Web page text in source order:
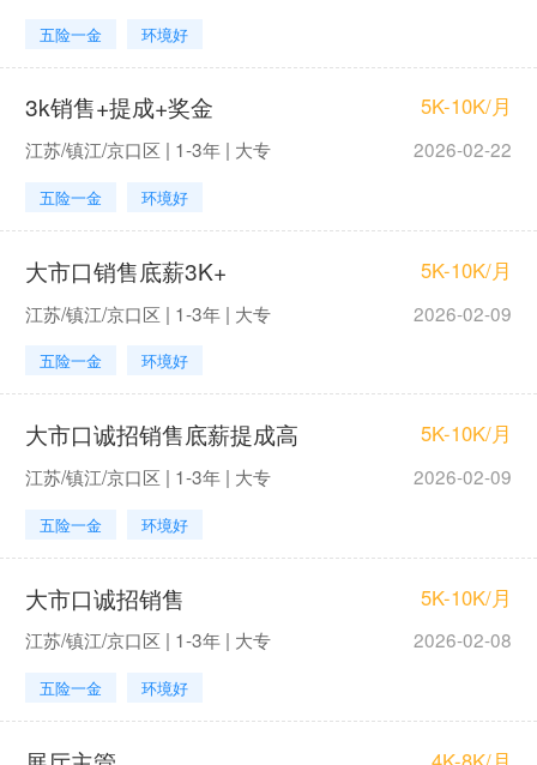
五险一金 环境好
3k销售+提成+奖金 5K-10K/月
江苏/镇江/京口区 | 1-3年 | 大专 2026-02-22
五险一金 环境好
大市口销售底薪3K+ 5K-10K/月
江苏/镇江/京口区 | 1-3年 | 大专 2026-02-09
五险一金 环境好
大市口诚招销售底薪提成高 5K-10K/月
江苏/镇江/京口区 | 1-3年 | 大专 2026-02-09
五险一金 环境好
大市口诚招销售 5K-10K/月
江苏/镇江/京口区 | 1-3年 | 大专 2026-02-08
五险一金 环境好